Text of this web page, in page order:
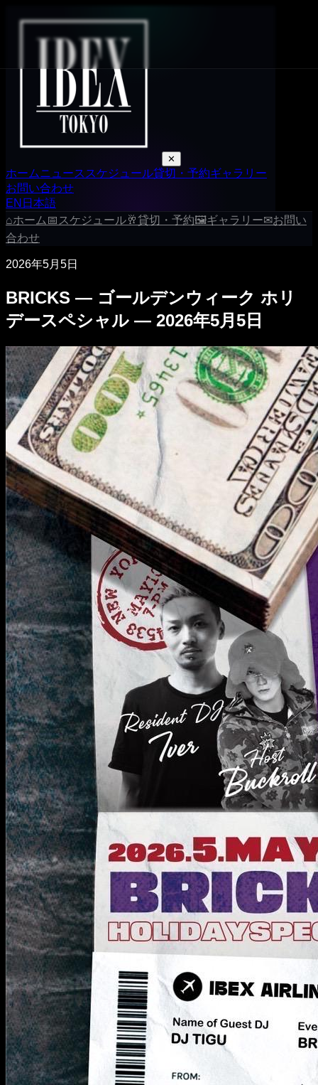
✕
ホームニュース スケジュール貸切・予約ギャラリー
お問い合わせ
EN 日本語
⌂ホーム 📅 スケジュール🥂貸切・予約🖼ギャラリー✉お問い
合わせ
2026年5月5日
BRICKS — ゴールデンウィーク ホリ
デースペシャル — 2026年5月5日